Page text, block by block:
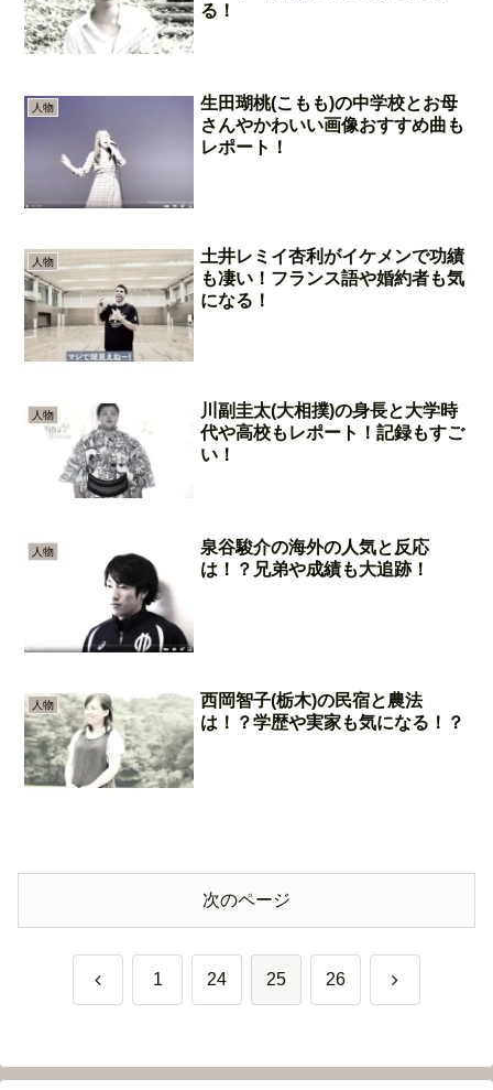
る！
人物
生田瑚桃(こもも)の中学校とお母
さんやかわいい画像おすすめ曲も
レポート！
人物
土井レミイ杏利がイケメンで功績
も凄い！フランス語や婚約者も気
になる！
人物
川副圭太(大相撲)の身長と大学時
代や高校もレポート！記録もすご
い！
人物
泉谷駿介の海外の人気と反応
は！？兄弟や成績も大追跡！
人物
西岡智子(栃木)の民宿と農法
は！？学歴や実家も気になる！？
次のページ
前 1 24 25 26 次